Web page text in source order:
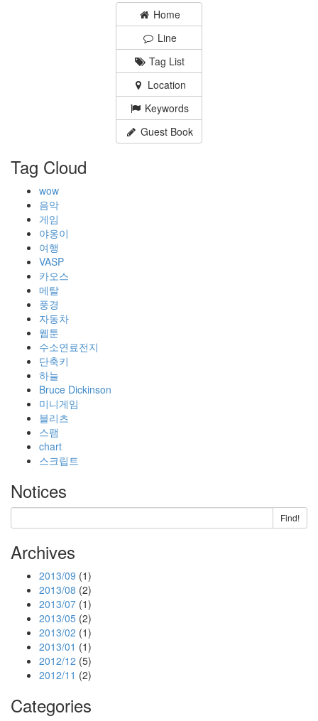
Home
Line
Tag List
Location
Keywords
Guest Book
Tag Cloud
wow
음악
게임
야옹이
여행
VASP
카오스
메탈
풍경
자동차
웹툰
수소연료전지
단축키
하늘
Bruce Dickinson
미니게임
블리츠
스팸
chart
스크립트
Notices
Find!
Archives
2013/09 (1)
2013/08 (2)
2013/07 (1)
2013/05 (2)
2013/02 (1)
2013/01 (1)
2012/12 (5)
2012/11 (2)
Categories